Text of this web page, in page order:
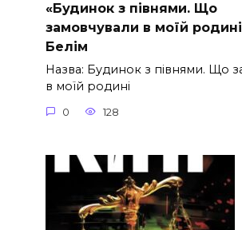
«Будинок з півнями. Що
замовчували в моїй
Белім
Назва: Будинок з півнями. Що
в моїй родині
0 128